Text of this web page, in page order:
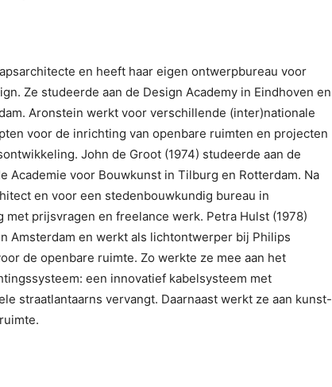
en heeft haar eigen ontwerpbureau voor
Ze studeerde aan de Design Academy in Eindhoven en
Aronstein werkt voor verschillende (inter)nationale
voor de inrichting van openbare ruimten en projecten
John de Groot (1974) studeerde aan de
Academie voor Bouwkunst in Tilburg en Rotterdam. Na
en voor een stedenbouwkundig bureau in
prijsvragen en freelance werk. Petra Hulst (1978)
Amsterdam en werkt als lichtontwerper bij Philips
de openbare ruimte. Zo werkte ze mee aan het
een innovatief kabelsysteem met
straatlantaarns vervangt. Daarnaast werkt ze aan kunst-